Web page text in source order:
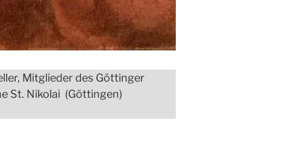
Mitglieder des Göttinger
St. Nikolai (Göttingen)